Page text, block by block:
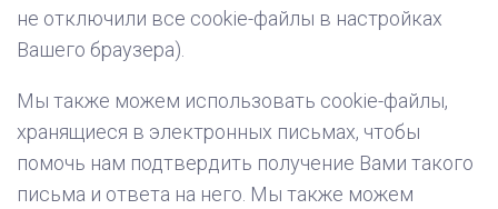
не отключили все cookie-файлы в настройках
Вашего браузера).
Мы также можем использовать cookie-файлы,
хранящиеся в электронных письмах, чтобы
помочь нам подтвердить получение Вами такого
письма и ответа на него. Мы также можем